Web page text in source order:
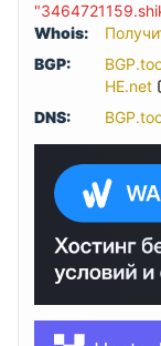
Whois:
BGP:
HE.net
DNS: